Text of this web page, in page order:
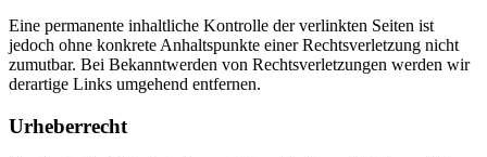
Eine permanente inhaltliche Kontrolle der verlinkten Seiten ist
jedoch ohne konkrete Anhaltspunkte einer Rechtsverletzung nicht
zumutbar. Bei Bekanntwerden von Rechtsverletzungen werden wir
derartige Links umgehend entfernen.
Urheberrecht